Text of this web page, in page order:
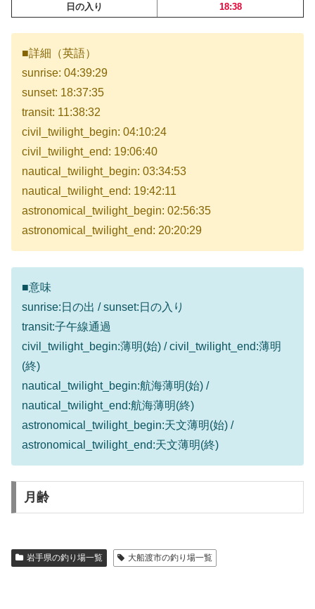
日の入り
18:38
■詳細（英語）
sunrise: 04:39:29
sunset: 18:37:35
transit: 11:38:32
civil_twilight_begin: 04:10:24
civil_twilight_end: 19:06:40
nautical_twilight_begin: 03:34:53
nautical_twilight_end: 19:42:11
astronomical_twilight_begin: 02:56:35
astronomical_twilight_end: 20:20:29
■意味
sunrise:日の出 / sunset:日の入り
transit:子午線通過
civil_twilight_begin:薄明(始) / civil_twilight_end:薄明
(終)
nautical_twilight_begin:航海薄明(始) /
nautical_twilight_end:航海薄明(終)
astronomical_twilight_begin:天文薄明(始) /
astronomical_twilight_end:天文薄明(終)
月齢
岩手県の釣り場一覧 大船渡市の釣り場一覧